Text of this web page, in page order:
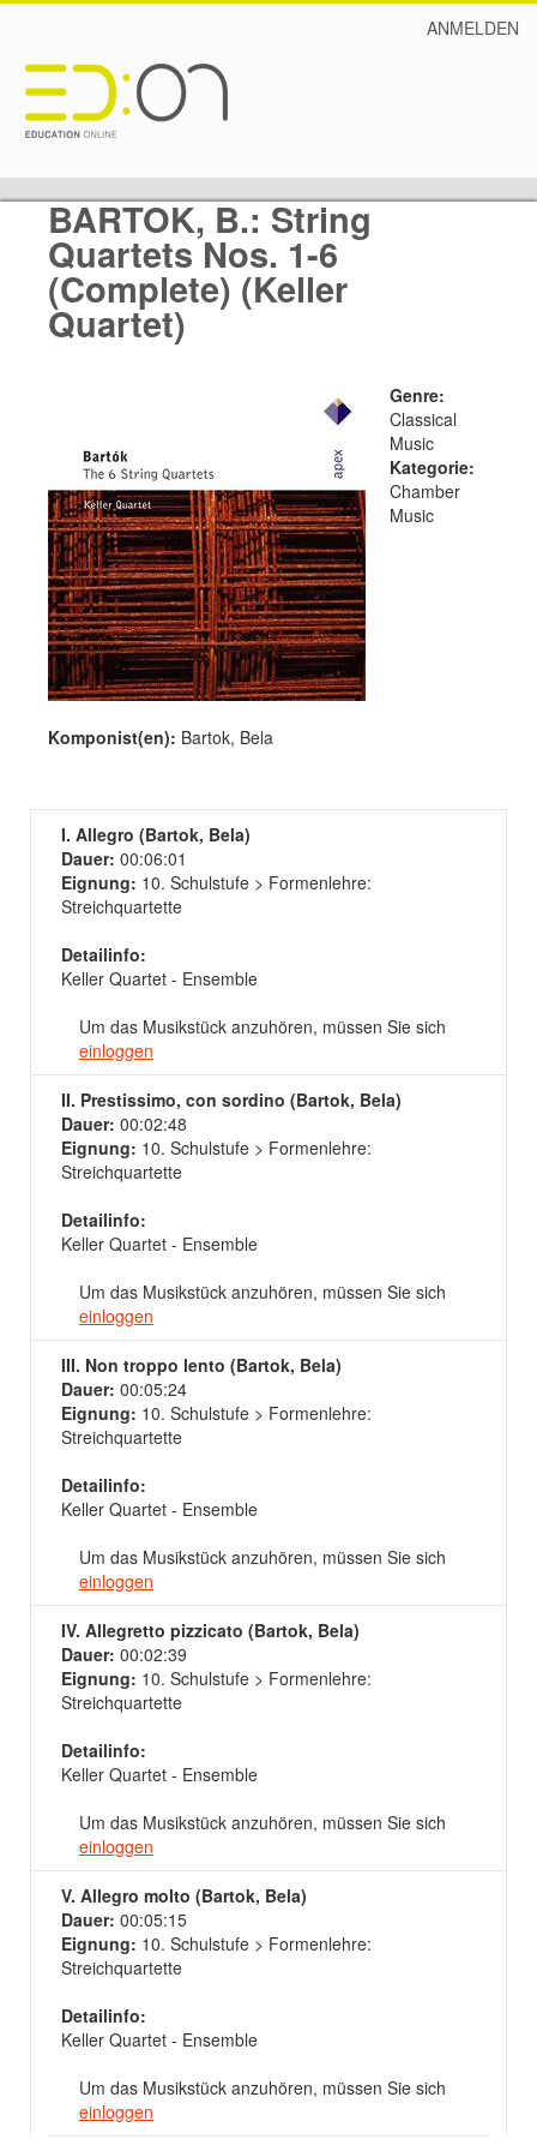
ANMELDEN
BARTOK, B.: String
Quartets Nos. 1-6
(Complete) (Keller
Quartet)
Genre:
Classical
Music
Kategorie:
Chamber
Music
Komponist(en): Bartok, Bela
I. Allegro (Bartok, Bela)
Dauer: 00:06:01
Eignung: 10. Schulstufe > Formenlehre:
Streichquartette
Detailinfo:
Keller Quartet - Ensemble
Um das Musikstück anzuhören, müssen Sie sich
einloggen
II. Prestissimo, con sordino (Bartok, Bela)
Dauer: 00:02:48
Eignung: 10. Schulstufe > Formenlehre:
Streichquartette
Detailinfo:
Keller Quartet - Ensemble
Um das Musikstück anzuhören, müssen Sie sich
einloggen
III. Non troppo lento (Bartok, Bela)
Dauer: 00:05:24
Eignung: 10. Schulstufe > Formenlehre:
Streichquartette
Detailinfo:
Keller Quartet - Ensemble
Um das Musikstück anzuhören, müssen Sie sich
einloggen
IV. Allegretto pizzicato (Bartok, Bela)
Dauer: 00:02:39
Eignung: 10. Schulstufe > Formenlehre:
Streichquartette
Detailinfo:
Keller Quartet - Ensemble
Um das Musikstück anzuhören, müssen Sie sich
einloggen
V. Allegro molto (Bartok, Bela)
Dauer: 00:05:15
Eignung: 10. Schulstufe > Formenlehre:
Streichquartette
Detailinfo:
Keller Quartet - Ensemble
Um das Musikstück anzuhören, müssen Sie sich
einloggen